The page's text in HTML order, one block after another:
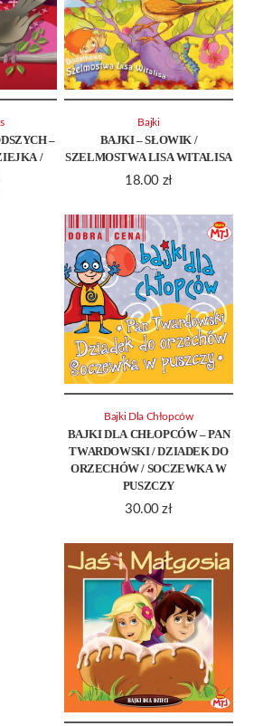
–
/
BAJKI – SŁOWIK /
SZELMOSTWA LISA WITALISA
18.00 zł
Bajki
BAJKI DLA CHŁOPCÓW – PAN
TWARDOWSKI / DZIADEK DO
ORZECHÓW / SOCZEWKA W
PUSZCZY
30.00zł
Bajki Dla Chłopców